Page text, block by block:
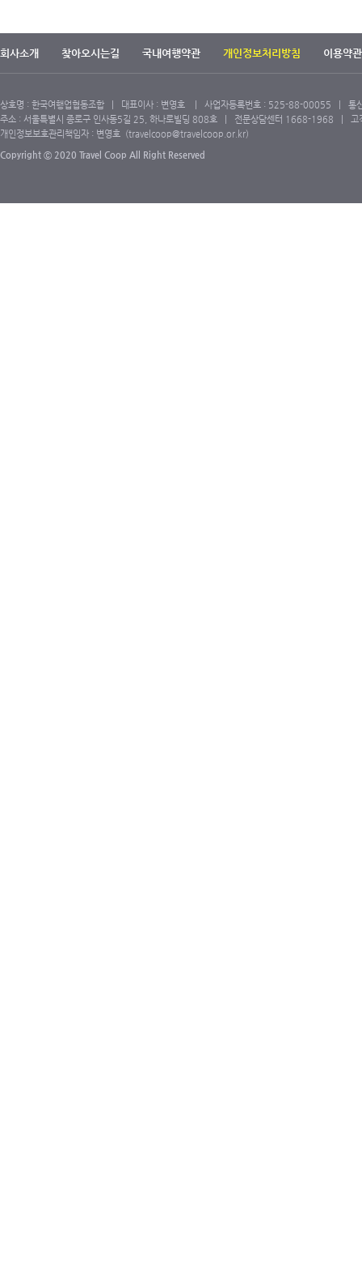
회사소개 찾아오시는길 국내여행약관 개인정보처리방침 이용약관
상호명 : 한국여행업협동조합 | 대표이사 : 변영호 | 사업자등록번호 : 525-88-00055 | 통
주소 : 서울특별시 종로구 인사동5길 25, 하나로빌딩 808호 | 전문상담센터 1668-
개인정보보호관리책임자 : 변영호 (travelcoop@travelcoop.or.kr)
Copyright ⓒ 2020 Travel Coop All Right Reserved